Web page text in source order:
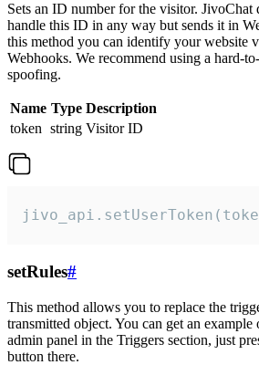
Sets an ID number for the visitor. JivoChat
handle this ID in any way but sends it in
this method you can identify your website
Webhooks. We recommend using a hard-
spoofing.
Name Type Description
token string Visitor ID
setRules#
This method allows you to replace the
transmitted object. You can get an
admin panel in the Triggers section, just
button there.